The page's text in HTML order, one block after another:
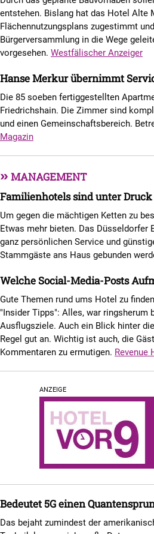
entstehen. Bislang hat das Hotel Alte
Flächennutzungsplans zugestimmt
Bürgerversammlung in die Wege
vorgesehen. Westfälischer Anzeiger
Hanse Merkur übernimmt
Die 85 soeben fertiggestellten
Friedrichshain. Die Zimmer sind
und einen Gemeinschaftsbereich.
Magazin
» MANAGEMENT
Familienhotels sind unter Druck
Um gegen die mächtigen Ketten zu
Etwas mehr bieten. Das Düsseldorfer
ganz persönlichen Service und
Stammgäste ans Haus gebunden
Welche Social-Media-Posts
Gute Themen rund ums Hotel zu
"Insider Tipps": Alles, war ringsherum
Ausflugsziele. Auch ein Blick hinter
Regel gut an. Wichtig ist auch, die
Kommentaren zu ermutigen. Revenue
ANZEIGE
Bedeutet 5G einen
Das bejaht zumindest der